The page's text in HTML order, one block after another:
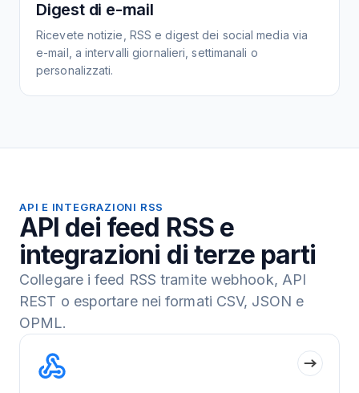
Digest di e-mail
Ricevete notizie, RSS e digest dei social media via
e-mail, a intervalli giornalieri, settimanali o
personalizzati.
API E INTEGRAZIONI RSS
API dei feed RSS e
integrazioni di terze parti
Collegare i feed RSS tramite webhook, API
REST o esportare nei formati CSV, JSON e
OPML.